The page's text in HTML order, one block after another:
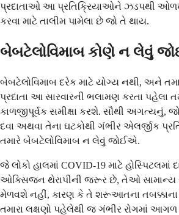
પ્રદાતાઓ આ પ્રતિક્રિયાઓને ઝડપથી
કરવા માટે તાલીમ પામેલા છે જો તે થાય.
બેબટેલોવિમાબ કોણે ન લેવું
બેબટેલોવિમાબ દરેક માટે યોગ્ય નથી, અને
પ્રદાતા આ સારવારની ભલામણ કરતા પહેલા
કાળજીપૂર્વક સમીક્ષા કરશે. સૌથી અગત્યનું,
દવા અથવા તેના ઘટકોથી ગંભીર એલર્જીક
તમારે બેબટેલોવિમાબ ન લેવું જોઈએ.
જે લોકો હાલમાં COVID-19 માટે
ઓક્સિજન થેરાપીની જરૂર છે, તેઓ સામાન્ય
મેળવશે નહીં, કારણ કે તે શરૂઆતના તબક્કાના
તમારા લક્ષણો પહેલેથી જ ગંભીર રોગમાં આગળ